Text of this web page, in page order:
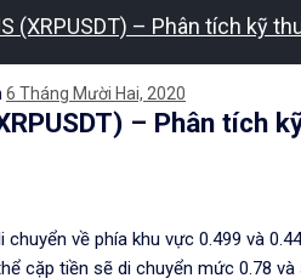
(XRPUSDT) – Phân tích kỹ
6 Tháng Mười Hai, 2020
– Phân tích
về phía khu vực 0.499 và
cặp tiền sẽ di chuyển mức 0.78